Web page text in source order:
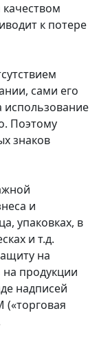
к потере
сами его
использование
Поэтому
знаков
и
упаковках, в
и т.д.
на
продукции
надписей
(«торговая